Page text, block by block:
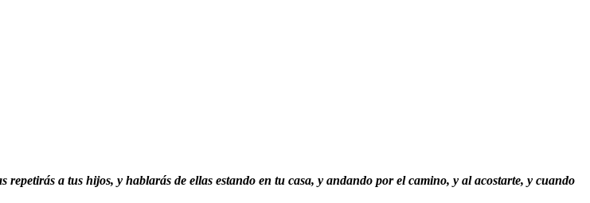
repetirás a tus hijos, y hablarás de ellas estando en tu casa, y andando por el camino, y al acostarte, y cuando